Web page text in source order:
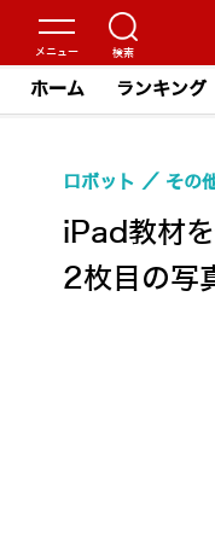
ホーム ランキング
iPad教材
2枚目の写
ロボット その